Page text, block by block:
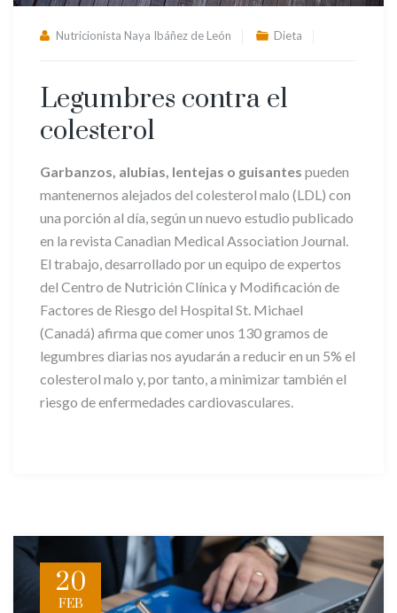
Nutricionista Naya Ibáñez de León Dieta
Legumbres contra el
colesterol
Garbanzos, alubias, lentejas o guisantes pueden
mantenernos alejados del colesterol malo (LDL) con
una porción al día, según un nuevo estudio publicado
en la revista Canadian Medical Association Journal.
El trabajo, desarrollado por un equipo de expertos
del Centro de Nutrición Clínica y Modificación de
Factores de Riesgo del Hospital St. Michael
(Canadá) afirma que comer unos 130 gramos de
legumbres diarias nos ayudarán a reducir en un 5% el
colesterol malo y, por tanto, a minimizar también el
riesgo de enfermedades cardiovasculares.
20
FEB